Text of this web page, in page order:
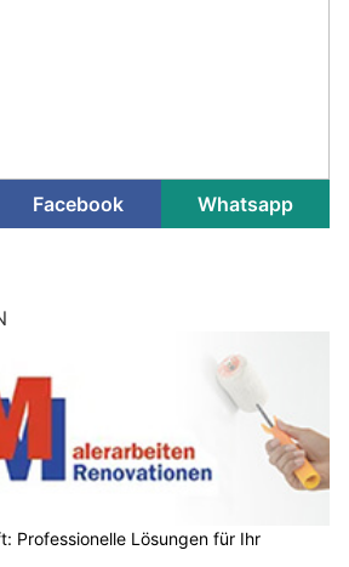
Facebook Whatsapp
Professionelle Lösungen für Ihr